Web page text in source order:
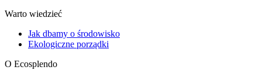
Warto wiedzieć
Jak dbamy o środowisko
Ekologiczne porządki
O Ecosplendo